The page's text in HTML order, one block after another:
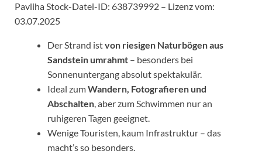
Pavliha Stock-Datei-ID: 638739992 – Lizenz vom:
03.07.2025
Der Strand istvon riesigen Naturbögen aus
Sandstein umrahmt – besonders bei
Sonnenuntergang absolut spektakulär.
Ideal zumWandern, Fotografieren und
Abschalten, aber zum Schwimmen nur an
ruhigeren Tagen geeignet.
Wenige Touristen, kaum Infrastruktur – das
macht’s so besonders.